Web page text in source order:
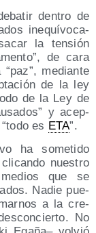
den­tro de
ine­quí­vo­ca­
la ten­sión
, de cara
paz , median­te
de la ley
de la Ley de
y acep­
todo es ETA .
ha some­ti­do
nues­tro
que se
Nadie pue­
a la cre­
No